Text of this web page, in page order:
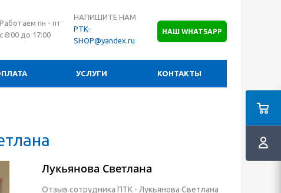
Работаем пн - пт
с 8:00 до 17:00
НАПИШИТЕ НАМ
PTK-
SHOP@yandex.ru
НАШ WHATSAPP
УСЛУГИ КОНТАКТЫ
Лукьянова Светлана
Отзыв сотрудника ПТК - Лукьянова Светлана